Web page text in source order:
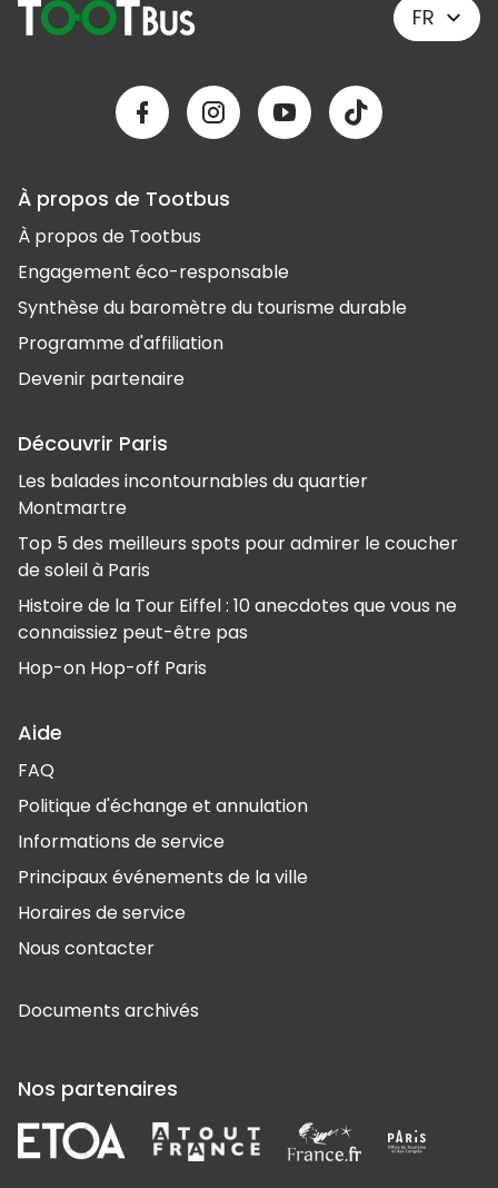
FR
À propos de Tootbus
À propos de Tootbus
Engagement éco-responsable
Synthèse du baromètre du tourisme durable
Programme d'affiliation
Devenir partenaire
Découvrir Paris
Les balades incontournables du quartier
Montmartre
Top 5 des meilleurs spots pour admirer le coucher
de soleil à Paris
Histoire de la Tour Eiffel : 10 anecdotes que vous ne
connaissiez peut-être pas
Hop-on Hop-off Paris
Aide
FAQ
Politique d'échange et annulation
Informations de service
Principaux événements de la ville
Horaires de service
Nous contacter
Documents archivés
Nos partenaires